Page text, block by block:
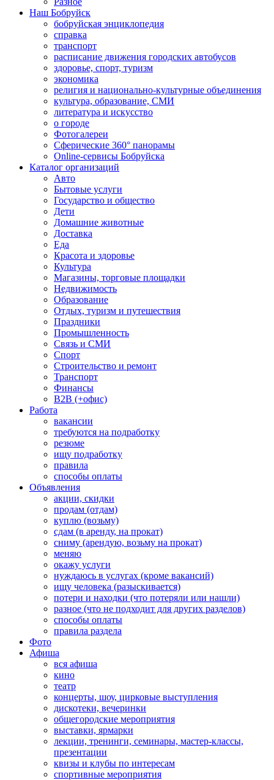
Наш Бобруйск
бобруйская энциклопедия
справка
транспорт
расписание движения городских автобусов
здоровье, спорт, туризм
экономика
религия и национально-культурные объединения
культура, образование, СМИ
литература и искусство
о городе
Фотогалереи
Сферические 360° панорамы
Online-сервисы Бобруйска
Каталог организаций
Авто
Бытовые услуги
Государство и общество
Дети
Домашние животные
Доставка
Еда
Красота и здоровье
Культура
Магазины, торговые площадки
Недвижимость
Образование
Отдых, туризм и путешествия
Праздники
Промышленность
Связь и СМИ
Спорт
Строительство и ремонт
Транспорт
Финансы
B2B (+офис)
Работа
вакансии
требуются на подработку
резюме
ищу подработку
правила
способы оплаты
Объявления
акции, скидки
продам (отдам)
куплю (возьму)
сдам (в аренду, на прокат)
сниму (арендую, возьму на прокат)
меняю
окажу услуги
нуждаюсь в услугах (кроме вакансий)
ищу человека (разыскивается)
потери и находки (что потеряли или нашли)
разное (что не подходит для других разделов)
способы оплаты
правила раздела
Фото
Афиша
вся афиша
кино
театр
концерты, шоу, цирковые выступления
дискотеки, вечеринки
общегородские мероприятия
выставки, ярмарки
лекции, тренинги, семинары, мастер-классы,
презентации
квизы и клубы по интересам
спортивные мероприятия